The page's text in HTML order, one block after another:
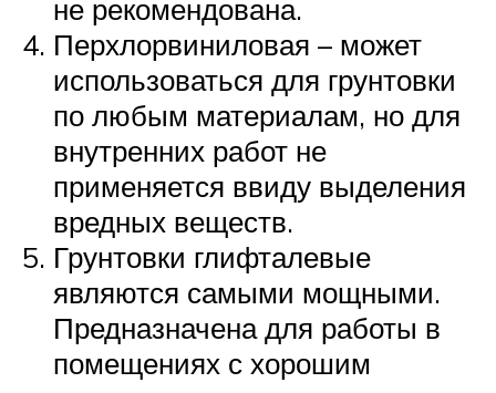
не рекомендована.
Перхлорвиниловая – может
использоваться для грунтовки
по любым материалам, но для
внутренних работ не
применяется ввиду выделения
вредных веществ.
Грунтовки глифталевые
являются самыми мощными.
Предназначена для работы в
помещениях с хорошим